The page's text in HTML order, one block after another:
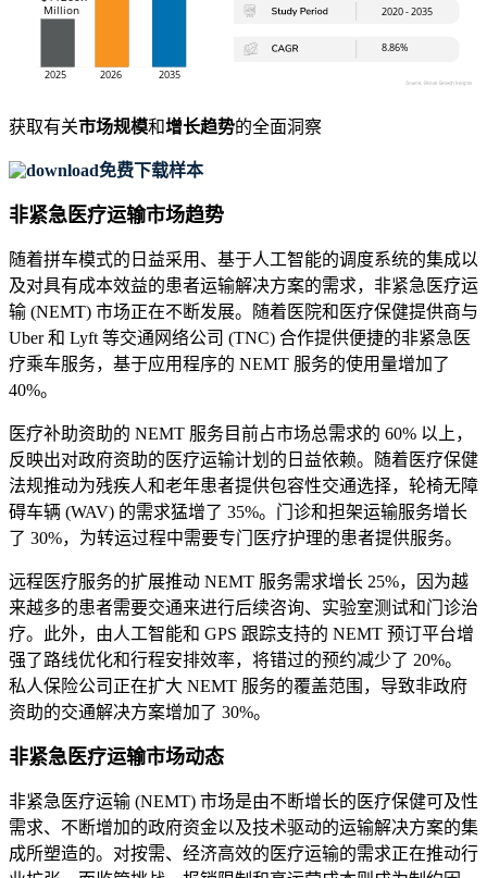
获取有关市场规模和增长趋势的全面洞察
免费下载样本
非紧急医疗运输市场趋势
随着拼车模式的日益采用、基于人工智能的调度系统的集成以
及对具有成本效益的患者运输解决方案的需求，非紧急医疗运
输 (NEMT) 市场正在不断发展。随着医院和医疗保健提供商与
Uber 和 Lyft 等交通网络公司 (TNC) 合作提供便捷的非紧急医
疗乘车服务，基于应用程序的 NEMT 服务的使用量增加了
40%。
医疗补助资助的 NEMT 服务目前占市场总需求的 60% 以上，
反映出对政府资助的医疗运输计划的日益依赖。随着医疗保健
法规推动为残疾人和老年患者提供包容性交通选择，轮椅无障
碍车辆 (WAV) 的需求猛增了 35%。门诊和担架运输服务增长
了 30%，为转运过程中需要专门医疗护理的患者提供服务。
远程医疗服务的扩展推动 NEMT 服务需求增长 25%，因为越
来越多的患者需要交通来进行后续咨询、实验室测试和门诊治
疗。此外，由人工智能和 GPS 跟踪支持的 NEMT 预订平台增
强了路线优化和行程安排效率，将错过的预约减少了 20%。
私人保险公司正在扩大 NEMT 服务的覆盖范围，导致非政府
资助的交通解决方案增加了 30%。
非紧急医疗运输市场动态
非紧急医疗运输 (NEMT) 市场是由不断增长的医疗保健可及性
需求、不断增加的政府资金以及技术驱动的运输解决方案的集
成所塑造的。对按需、经济高效的医疗运输的需求正在推动行